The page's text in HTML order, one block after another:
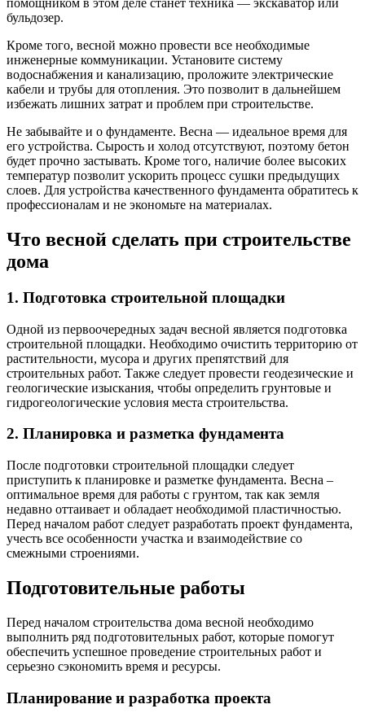
помощником в этом деле станет техника — экскаватор или
бульдозер.
Кроме того, весной можно провести все необходимые
инженерные коммуникации. Установите систему
водоснабжения и канализацию, проложите электрические
кабели и трубы для отопления. Это позволит в дальнейшем
избежать лишних затрат и проблем при строительстве.
Не забывайте и о фундаменте. Весна — идеальное время для
его устройства. Сырость и холод отсутствуют, поэтому бетон
будет прочно застывать. Кроме того, наличие более высоких
температур позволит ускорить процесс сушки предыдущих
слоев. Для устройства качественного фундамента обратитесь к
профессионалам и не экономьте на материалах.
Что весной сделать при строительстве
дома
1. Подготовка строительной площадки
Одной из первоочередных задач весной является подготовка
строительной площадки. Необходимо очистить территорию от
растительности, мусора и других препятствий для
строительных работ. Также следует провести геодезические и
геологические изыскания, чтобы определить грунтовые и
гидрогеологические условия места строительства.
2. Планировка и разметка фундамента
После подготовки строительной площадки следует
приступить к планировке и разметке фундамента. Весна –
оптимальное время для работы с грунтом, так как земля
недавно оттаивает и обладает необходимой пластичностью.
Перед началом работ следует разработать проект фундамента,
учесть все особенности участка и взаимодействие со
смежными строениями.
Подготовительные работы
Перед началом строительства дома весной необходимо
выполнить ряд подготовительных работ, которые помогут
обеспечить успешное проведение строительных работ и
серьезно сэкономить время и ресурсы.
Планирование и разработка проекта